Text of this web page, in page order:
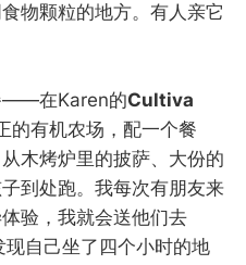
物颗粒的地方。有人亲它
——在Karen的Cultiva
的有机农场，配一个餐
木烤炉里的披萨、大份的
到处跑。我每次有朋友来
验，我就会送他们去
自己坐了四个小时的地